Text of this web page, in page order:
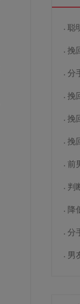
聪
挽
分
挽
挽
挽
前
判
降
分
男